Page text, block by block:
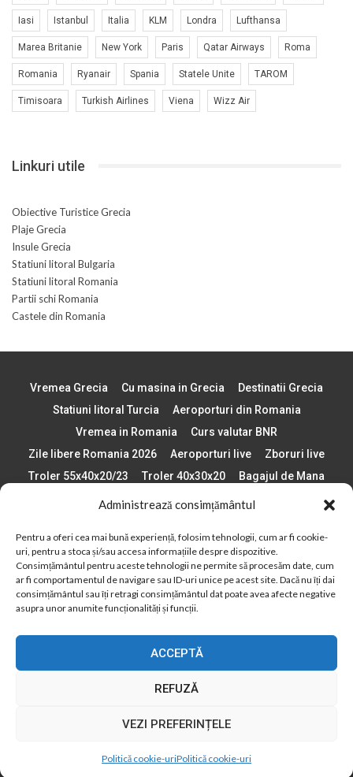
Administrează consimțământul
Pentru a oferi cea mai bună experiență, folosim tehnologii, cum ar fi cookie-
uri, pentru a stoca și/sau accesa informațiile despre dispozitive.
Consimțământul pentru aceste tehnologii ne permite să procesăm date, cum
ar fi comportamentul de navigare sau ID-uri unice pe acest site. Dacă nu îți dai
consimțământul sau îți retragi consimțământul dat poate avea afecte negative
asupra unor anumite funcționalități și funcții.
ACCEPTĂ
REFUZĂ
VEZI PREFERINȚELE
Politică cookie-uriPolitică cookie-uri
Iasi Istanbul Italia KLM Londra Lufthansa
Marea Britanie New York Paris Qatar Airways Roma
Romania Ryanair Spania Statele Unite TAROM
Timisoara Turkish Airlines Viena Wizz Air
Linkuri utile
Obiective Turistice Grecia
Plaje Grecia
Insule Grecia
Statiuni litoral Bulgaria
Statiuni litoral Romania
Partii schi Romania
Castele din Romania
Vremea Grecia Cu masina in Grecia
Destinatii Grecia
Statiuni litoral Turcia
Aeroporturi din Romania
Vremea in Romania
Curs valutar BNR
Zile libere Romania 2026
Aeroporturi live
Zboruri live
Troler 55x40x20/23
Troler 40x30x20
Bagajul de Mana
Paste 2026
Cele mai bune telefoane
Plaje din Europa
Concerte Romania 2025
Asigurare de calatorie
Când se schimba ora în 2026
Calendar Formula 1 sezon 2026
Boarding Pass
Despre AirlinesTravel.ro
Politică cookie-uri (UE)
Cookie Policy (AU)
Politică cookie-uri (ZA)
Politică cookie-uri (Canada)
Politică cookie-uri (BR)
2012 - 2025 © Toate drepturile rezervate
specializată în aviație și turism!